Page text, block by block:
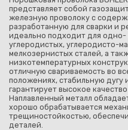
представляет собой
железную проволоку с
разработанную для сварки и
идеально подходит для одно-
углеродистых, углеродисто-
мелкозернистых сталей, а
низкотемпературных
отличную свариваемость во
положениях, стабильную дугу
гарантирует высокое
Наплавленный металл
хорошо обрабатывается
трещиностойкостью,
деталей.